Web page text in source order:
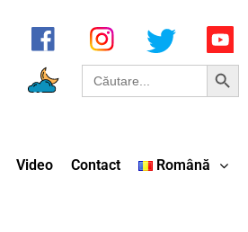
Search
for:
Search Button
Video Contact Română